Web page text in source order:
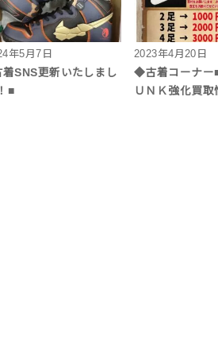
年5月7日
着SNS更新いたしまし
■
2023年4月20日
◆古着コーナー
ＵＮＫ強化買取